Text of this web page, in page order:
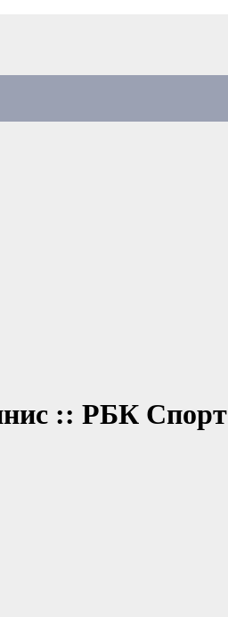
:: РБК Спорт